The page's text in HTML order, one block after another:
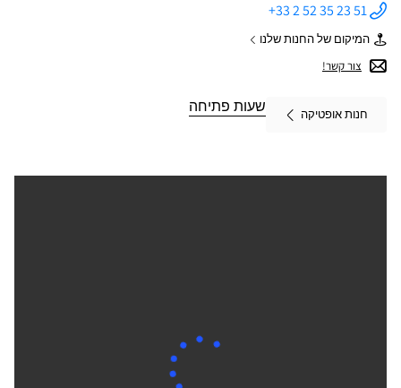
התקשר
לחנות
Opticien
MÛRS-
ERIGNÉ -
+33 2 52 35 23 51
המיקום של החנות שלנו של
Opticien
MÛRS-
Optical
צור קשר!
חנות אופטיקה
שעות פתיחה